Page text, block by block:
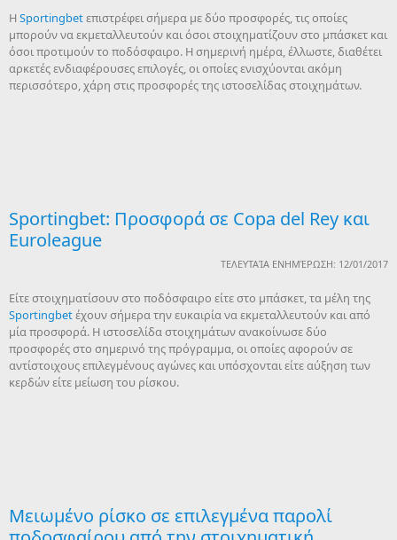
ΗSportingbetεπιστρέφει σήμερα με δύο προσφορές, τις οποίες
μπορούν να εκμεταλλευτούν και όσοι στοιχηματίζουν στο μπάσκετ και
όσοι προτιμούν το ποδόσφαιρο. Η σημερινή ημέρα, έλλωστε, διαθέτει
αρκετές ενδιαφέρουσες επιλογές, οι οποίες ενισχύονται ακόμη
περισσότερο, χάρη στις προσφορές της ιστοσελίδας στοιχημάτων.
Sportingbet: Προσφορά σε Copa del Rey και
Euroleague
ΤΕΛΕΥΤΑΊΑ ΕΝΗΜΈΡΩΣΗ: 12/01/2017
Είτε στοιχηματίσουν στο ποδόσφαιρο είτε στο μπάσκετ, τα μέλη της
Sportingbetέχουν σήμερα την ευκαιρία να εκμεταλλευτούν και από
μία προσφορά. Η ιστοσελίδα στοιχημάτων ανακοίνωσε δύο
προσφορές στο σημερινό της πρόγραμμα, οι οποίες αφορούν σε
αντίστοιχους επιλεγμένους αγώνες και υπόσχονται είτε αύξηση των
κερδών είτε μείωση του ρίσκου.
Μειωμένο ρίσκο σε επιλεγμένα παρολί